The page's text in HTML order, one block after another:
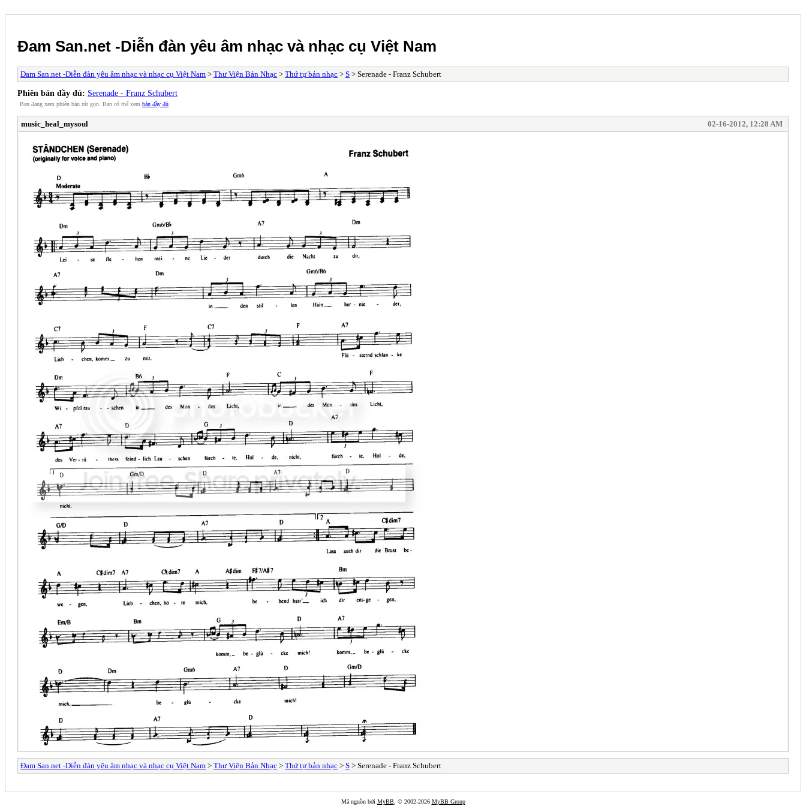
Đam San.net -Diễn đàn yêu âm nhạc và nhạc cụ Việt Nam
Đam San.net -Diễn đàn yêu âm nhạc và nhạc cụ Việt Nam > Thư Viện Bản Nhạc > Thứ tự bản nhạc > S > Serenade - Franz Schubert
Phiên bản đầy đủ: Serenade - Franz Schubert
Bạn đang xem phiên bản rút gọn. Bạn có thể xem bản đầy đủ
music_heal_mysoul 02-16-2012, 12:28 AM
Đam San.net -Diễn đàn yêu âm nhạc và nhạc cụ Việt Nam > Thư Viện Bản Nhạc > Thứ tự bản nhạc > S > Serenade - Franz Schubert
Mã nguồn bởi MyBB, © 2002-2026 MyBB Group